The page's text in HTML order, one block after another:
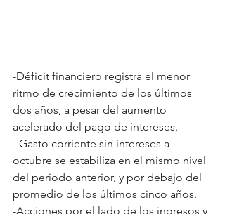
-Déficit financiero registra el menor
ritmo de crecimiento de los últimos
dos años, a pesar del aumento
acelerado del pago de intereses.
octubre se estabiliza en el mismo nivel
del periodo anterior, y por debajo del
promedio de los últimos cinco años.
-Acciones por el lado de los ingresos y